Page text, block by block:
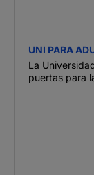
UNI PARA
La
puertas para